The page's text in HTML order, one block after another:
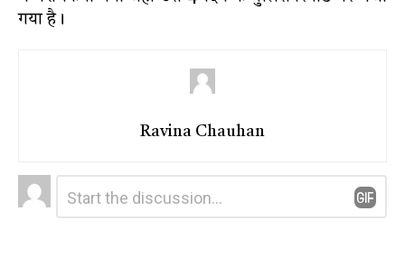
गया है।
Ravina Chauhan
Leave
a
Comment